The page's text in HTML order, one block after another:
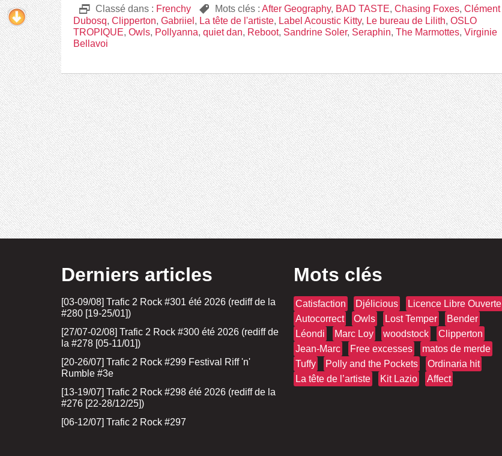
D Classé dans : Frenchy , Mots clés : After Geography, BAD TASTE, Chasing Foxes, Clément
Dubosq, Clipperton, Gabriiel , La tête de l'artiste, Label Acoustic Kitty, Le bureau de Lilith, OSLO
TROPIQUE, Owls, Pollyanna, quiet dan, Reboot, Sandrine Soler, Seraphin, The Marmottes, Virginie
Bellavoi
Derniers articles
[03-09/08] Trafic 2 Rock #301 été 2026 (rediff de la
#280 [19-25/01])
[27/07-02/08] Trafic 2 Rock #300 été 2026 (rediff de
la #278 [05-11/01])
[20-26/07] Trafic 2 Rock #299 Festival Riff 'n'
Rumble #3e
[13-19/07] Trafic 2 Rock #298 été 2026 (rediff de la
#276 [22-28/12/25])
[06-12/07] Trafic 2 Rock #297
Mots clés
Catisfaction Djélicious
Licence Libre Ouverte
Autocorrect
Owls Lost Temper
Bender
Léondi
Marc Loy woodstock
Clipperton
Jean-Marc
Free excesses
matos de merde
Tuffy
Polly and the Pockets
Ordinaria hit
La tête de l’artiste
Kit Lazio Affect